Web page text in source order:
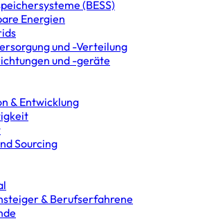
(BESS)
Energien
und -Verteilung
und -geräte
& Entwicklung
Sourcing
& Berufserfahrene